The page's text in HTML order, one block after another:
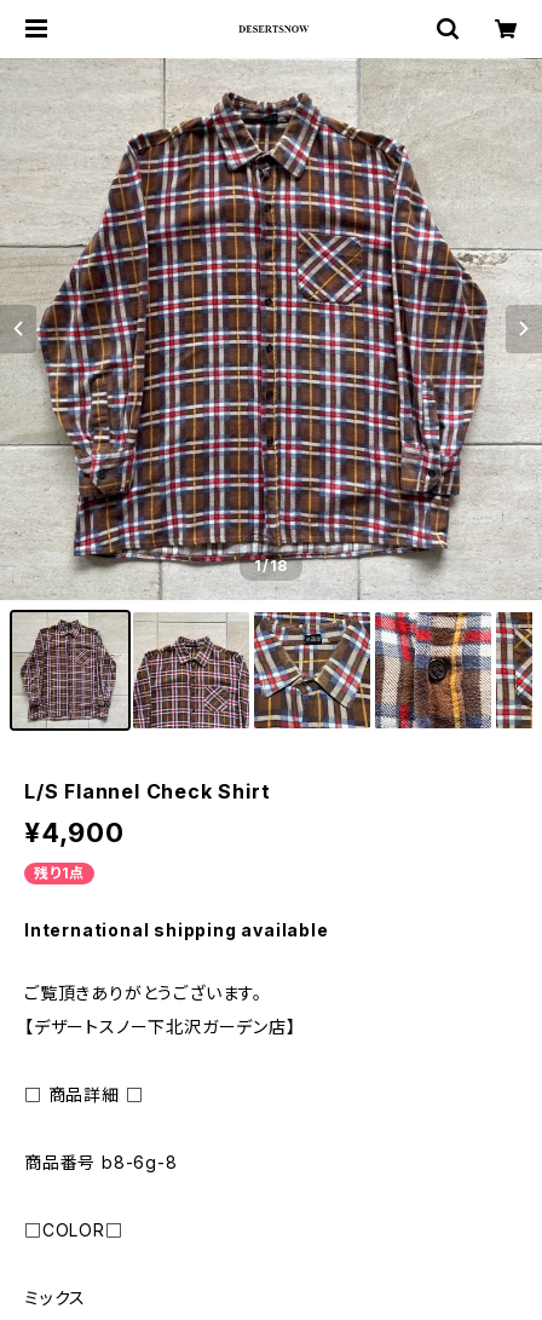
1/18
L/S Flannel Check Shirt
¥4,900
残り1点
International shipping available
ご覧頂きありがとうございます。
【デザートスノー下北沢ガーデン店】
□ 商品詳細 □
商品番号 b8-6g-8
□COLOR□
ミックス